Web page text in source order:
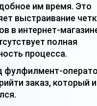
им время. Это
выстраивание
в интернет-
полная
процесса.
фулфилмент-
заказ, который